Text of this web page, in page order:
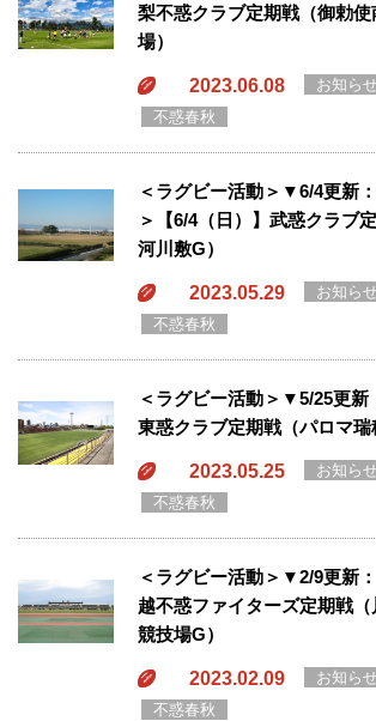
梨不惑クラブ定期戦（御勅
場）
2023.06.08 お知ら
不惑春秋
＜ラグビー活動＞▼6/4更新
＞【6/4（日）】武惑クラブ
河川敷G）
2023.05.29 お知ら
不惑春秋
＜ラグビー活動＞▼5/25更新
東惑クラブ定期戦（パロマ瑞
2023.05.25 お知ら
不惑春秋
＜ラグビー活動＞▼2/9更新
越不惑ファイターズ定期戦
競技場G）
2023.02.09 お知ら
不惑春秋